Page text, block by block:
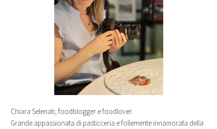
Chiara Selenati, foodblogger e foodlover.
Grande appassionata di pasticceria e follemente innamorata della